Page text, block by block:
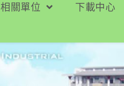
相關單位 下載中心